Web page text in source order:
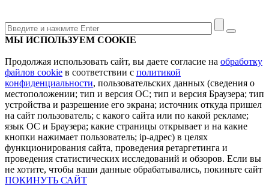
МЫ ИСПОЛЬЗУЕМ COOKIE
Продолжая использовать сайт, вы даете согласие на обработку
файлов cookie в соответствии с политикой
конфиденциальности, пользовательских данных (сведения о
местоположении; тип и версия ОС; тип и версия Браузера; тип
устройства и разрешение его экрана; источник откуда пришел
на сайт пользователь; с какого сайта или по какой рекламе;
язык ОС и Браузера; какие страницы открывает и на какие
кнопки нажимает пользователь; ip-адрес) в целях
функционирования сайта, проведения ретаргетинга и
проведения статистических исследований и обзоров. Если вы
не хотите, чтобы ваши данные обрабатывались, покиньте сайт
ПОКИНУТЬ САЙТ